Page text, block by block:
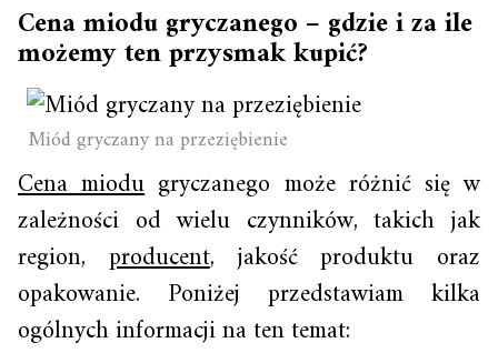
Cena miodu gryczanego – gdzie i za ile
możemy ten przysmak kupić?
Miód gryczany na przeziębienie
Cena miodugryczanego może różnić się w
zależności od wielu czynników, takich jak
region, producent, jakość produktu oraz
opakowanie. Poniżej przedstawiam kilka
ogólnych informacji na ten temat: